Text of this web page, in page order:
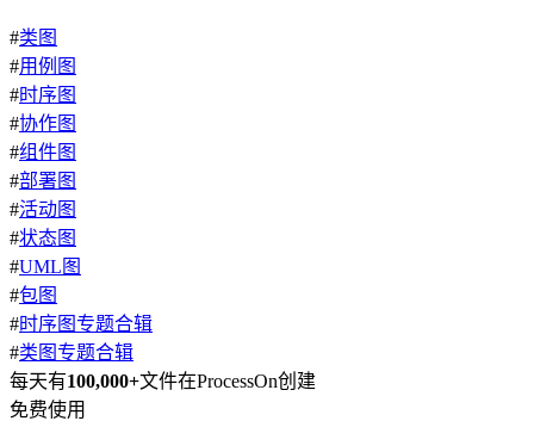
#类图
#用例图
#时序图
#协作图
#组件图
#部署图
#活动图
#状态图
#UML图
#包图
#时序图专题合辑
#类图专题合辑
每天有100,000+文件在ProcessOn创建
免费使用